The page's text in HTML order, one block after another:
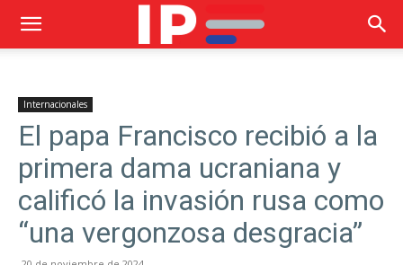
Internacionales
El papa Francisco recibió a la
primera dama ucraniana y
calificó la invasión rusa como
“una vergonzosa desgracia”